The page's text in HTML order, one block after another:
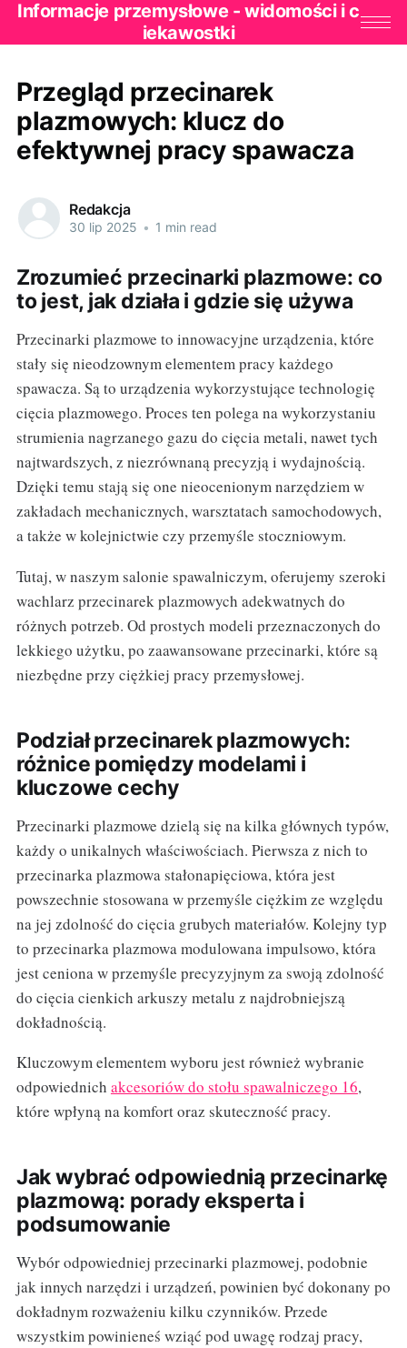
Informacje przemysłowe - widomości i c
iekawostki
Przegląd przecinarek
plazmowych: klucz do
efektywnej pracy spawacza
Redakcja
30 lip 2025 • 1 min read
Zrozumieć przecinarki plazmowe: co
to jest, jak działa i gdzie się używa
Przecinarki plazmowe to innowacyjne urządzenia, które
stały się nieodzownym elementem pracy każdego
spawacza. Są to urządzenia wykorzystujące technologię
cięcia plazmowego. Proces ten polega na wykorzystaniu
strumienia nagrzanego gazu do cięcia metali, nawet tych
najtwardszych, z niezrównaną precyzją i wydajnością.
Dzięki temu stają się one nieocenionym narzędziem w
zakładach mechanicznych, warsztatach samochodowych,
a także w kolejnictwie czy przemyśle stoczniowym.
Tutaj, w naszym salonie spawalniczym, oferujemy szeroki
wachlarz przecinarek plazmowych adekwatnych do
różnych potrzeb. Od prostych modeli przeznaczonych do
lekkiego użytku, po zaawansowane przecinarki, które są
niezbędne przy ciężkiej pracy przemysłowej.
Podział przecinarek plazmowych:
różnice pomiędzy modelami i
kluczowe cechy
Przecinarki plazmowe dzielą się na kilka głównych typów,
każdy o unikalnych właściwościach. Pierwsza z nich to
przecinarka plazmowa stałonapięciowa, która jest
powszechnie stosowana w przemyśle ciężkim ze względu
na jej zdolność do cięcia grubych materiałów. Kolejny typ
to przecinarka plazmowa modulowana impulsowo, która
jest ceniona w przemyśle precyzyjnym za swoją zdolność
do cięcia cienkich arkuszy metalu z najdrobniejszą
dokładnością.
Kluczowym elementem wyboru jest również wybranie
odpowiednich akcesoriów do stołu spawalniczego 16,
które wpłyną na komfort oraz skuteczność pracy.
Jak wybrać odpowiednią przecinarkę
plazmową: porady eksperta i
podsumowanie
Wybór odpowiedniej przecinarki plazmowej, podobnie
jak innych narzędzi i urządzeń, powinien być dokonany po
dokładnym rozważeniu kilku czynników. Przede
wszystkim powinieneś wziąć pod uwagę rodzaj pracy,